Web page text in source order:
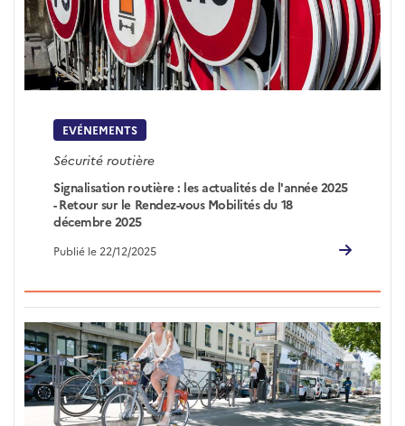
EVÉNEMENTS
Sécurité routière
Signalisation routière : les actualités de l'année 2025
- Retour sur le Rendez-vous Mobilités du 18
décembre 2025
Publié le 22/12/2025